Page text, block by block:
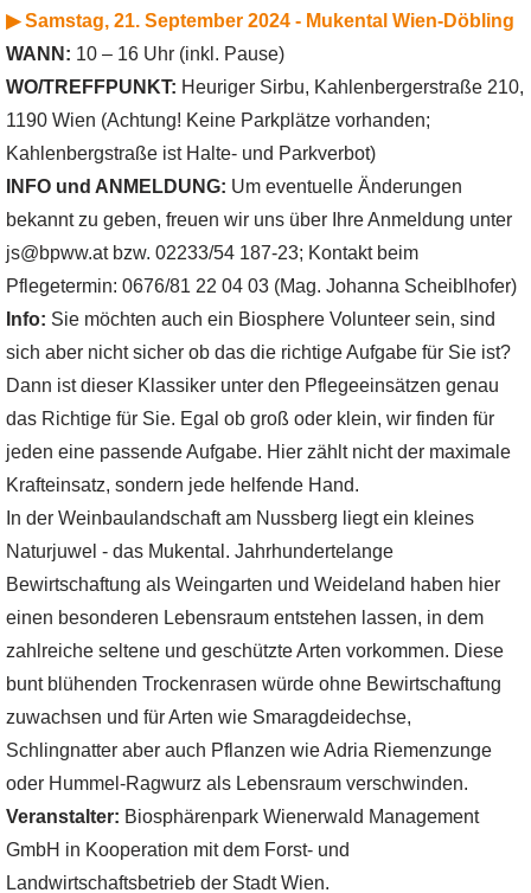
▶ Samstag, 21. September 2024 - Mukental Wien-Döbling
WANN: 10 – 16 Uhr (inkl. Pause)
WO/TREFFPUNKT: Heuriger Sirbu, Kahlenbergerstraße 210,
1190 Wien (Achtung! Keine Parkplätze vorhanden;
Kahlenbergstraße ist Halte- und Parkverbot)
INFO und ANMELDUNG: Um eventuelle Änderungen
bekannt zu geben, freuen wir uns über Ihre Anmeldung unter
js@bpww.at bzw. 02233/54 187-23; Kontakt beim
Pflegetermin: 0676/81 22 04 03 (Mag. Johanna Scheiblhofer)
Info: Sie möchten auch ein Biosphere Volunteer sein, sind
sich aber nicht sicher ob das die richtige Aufgabe für Sie ist?
Dann ist dieser Klassiker unter den Pflegeeinsätzen genau
das Richtige für Sie. Egal ob groß oder klein, wir finden für
jeden eine passende Aufgabe. Hier zählt nicht der maximale
Krafteinsatz, sondern jede helfende Hand.
In der Weinbaulandschaft am Nussberg liegt ein kleines
Naturjuwel - das Mukental. Jahrhundertelange
Bewirtschaftung als Weingarten und Weideland haben hier
einen besonderen Lebensraum entstehen lassen, in dem
zahlreiche seltene und geschützte Arten vorkommen. Diese
bunt blühenden Trockenrasen würde ohne Bewirtschaftung
zuwachsen und für Arten wie Smaragdeidechse,
Schlingnatter aber auch Pflanzen wie Adria Riemenzunge
oder Hummel-Ragwurz als Lebensraum verschwinden.
Veranstalter: Biosphärenpark Wienerwald Management
GmbH in Kooperation mit dem Forst- und
Landwirtschaftsbetrieb der Stadt Wien.